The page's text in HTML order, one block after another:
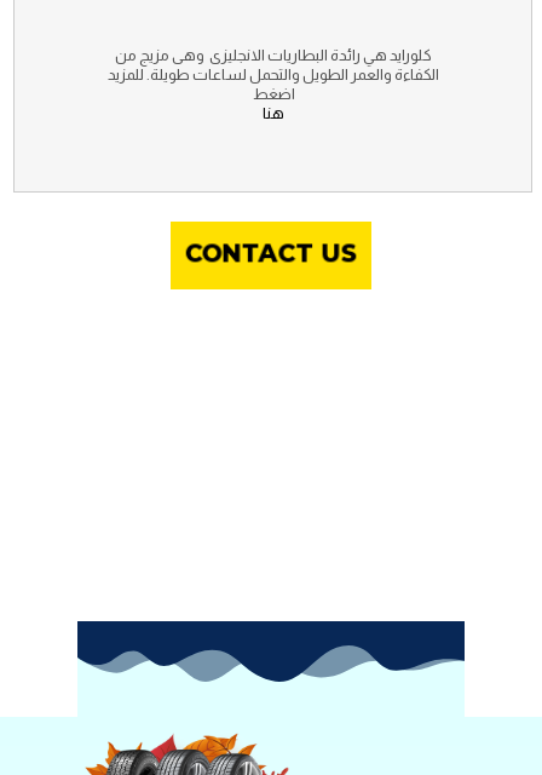
CONTACT US
كلورايد هي رائدة البطاريات الانجليزى وهى مزيج من
الكفاءة والعمر الطويل والتحمل لساعات طويلة. للمزيد
اضغط
هنا